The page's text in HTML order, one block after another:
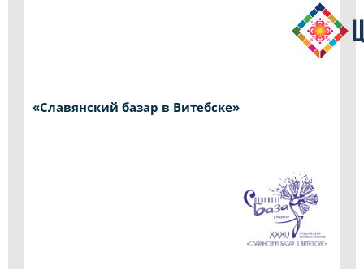
«Славянский базар в Витебске»